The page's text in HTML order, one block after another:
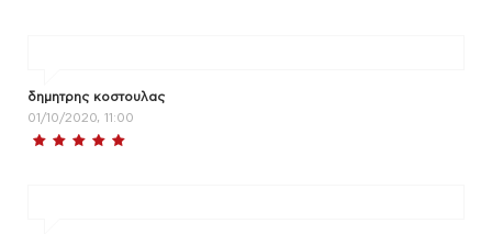
δημητρης κοστουλας
01/10/2020, 11:00